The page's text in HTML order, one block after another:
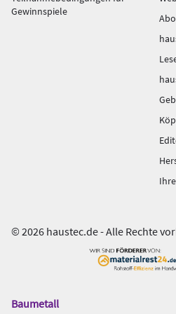
Gewinnspiele
© 2026 haustec.de - Alle Rechte
Das
Baumetall